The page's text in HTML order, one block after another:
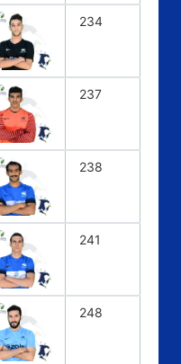
234
237
238
241
248